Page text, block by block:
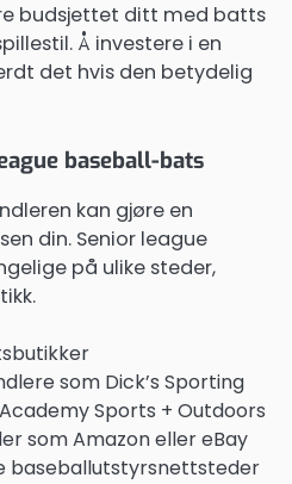
budsjettet ditt med batts
Å investere i en
det hvis den betydelig
baseball-bats
kan gjøre en
din. Senior league
på ulike steder,
som Dick’s Sporting
Sports + Outdoors
som Amazon eller eBay
baseballutstyrsnettsteder